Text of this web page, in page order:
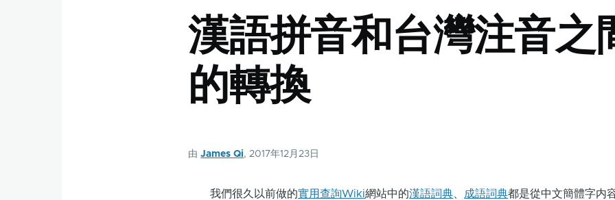
包
屑
漢語拼音和台灣注音之
的轉換
由James Qi, 2017年12月23日
我們很久以前做的實用查詢Wiki網站中的漢語詞典 成語詞典都是從中文簡體字内